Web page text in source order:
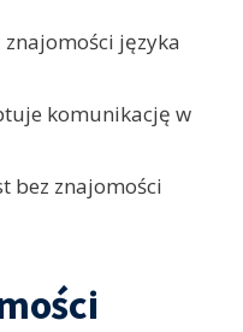
języka
komunikację w
bez znajomości